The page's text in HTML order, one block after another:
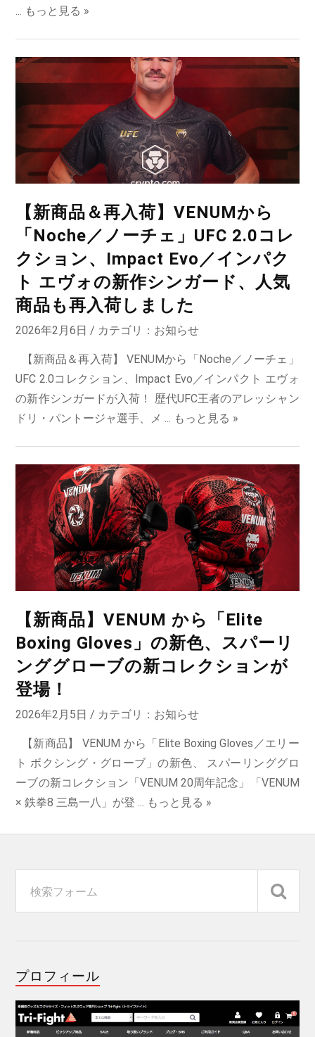
... もっと見る »
【新商品＆再入荷】VENUMから
「Noche／ノーチェ」UFC 2.0コレ
クション、Impact Evo／インパク
ト エヴォの新作シンガード、人気
商品も再入荷しました
2026年2月6日 / カテゴリ： お知らせ
【新商品＆再入荷】 VENUMから「Noche／ノーチェ」
UFC 2.0コレクション、Impact Evo／インパクト エヴォ
の新作シンガードが入荷！ 歴代UFC王者のアレッシャン
ドリ・パントージャ選手、メ ... もっと見る »
【新商品】VENUM から「Elite
Boxing Gloves」の新色、スパーリ
ンググローブの新コレクションが
登場！
2026年2月5日 / カテゴリ： お知らせ
【新商品】 VENUM から「Elite Boxing Gloves／エリー
ト ボクシング・グローブ」の新色、 スパーリンググロ
ーブの新コレクション「VENUM 20周年記念」「VENUM
× 鉄拳8 三島一八」が登 ... もっと見る »
プロフィール